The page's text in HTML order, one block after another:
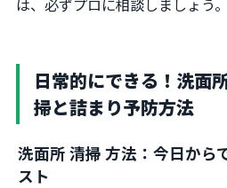
日常的にできる！洗面
掃と詰まり予防方法
洗面所 清掃 方法：今日から
スト